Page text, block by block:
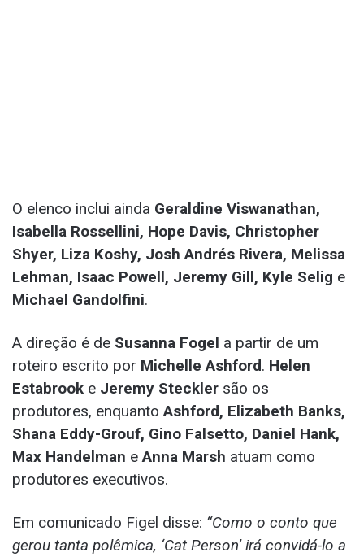
O elenco inclui ainda Geraldine Viswanathan,
Isabella Rossellini, Hope Davis, Christopher
Shyer, Liza Koshy, Josh Andrés Rivera, Melissa
Lehman, Isaac Powell, Jeremy Gill, Kyle Selig e
Michael Gandolfini.
A direção é de Susanna Fogel a partir de um
roteiro escrito por Michelle Ashford. Helen
Estabrook e Jeremy Steckler são os
produtores, enquantoAshford, Elizabeth Banks,
Shana Eddy-Grouf, Gino Falsetto, Daniel Hank,
Max Handelman eAnna Marsh atuam como
produtores executivos.
Em comunicado Figel disse: “Como o conto que
gerou tanta polêmica, ‘Cat Person’ irá convidá-lo a